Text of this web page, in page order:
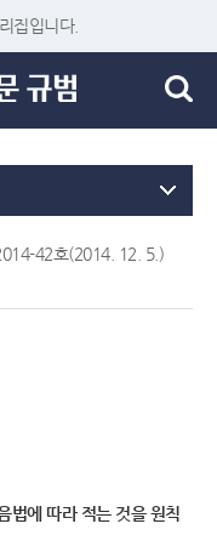
집입니다.
42호(2014. 12. 5.)
법에 따라 적는 것을 원칙